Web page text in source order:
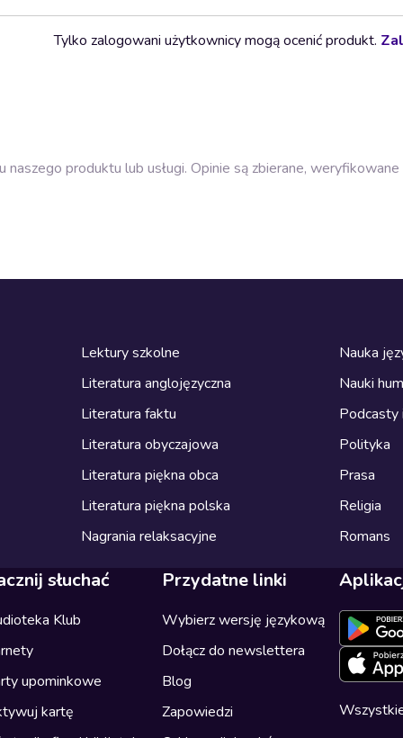
Tylko zalogowani użytkownicy mogą ocenić produkt.
produktu lub usługi. Opinie są zbierane, weryfikowane
Lektury szkolne
Literatura anglojęzyczna
Literatura faktu
Literatura obyczajowa
Literatura piękna obca
Literatura piękna polska
Nagrania relaksacyjne
Nauka
Nauki
Podcasty
Polityka
Prasa
Religia
Romans
słuchać
Klub
upominkowe
kartę
Przydatne linki
Wybierz wersję językową
Dołącz do newslettera
Blog
Zapowiedzi